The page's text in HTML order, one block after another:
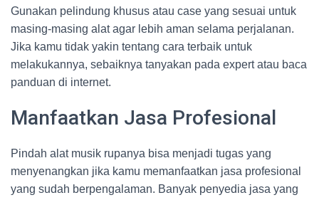
Gunakan pelindung khusus atau case yang sesuai untuk
masing-masing alat agar lebih aman selama perjalanan.
Jika kamu tidak yakin tentang cara terbaik untuk
melakukannya, sebaiknya tanyakan pada expert atau baca
panduan di internet.
Manfaatkan Jasa Profesional
Pindah alat musik rupanya bisa menjadi tugas yang
menyenangkan jika kamu memanfaatkan jasa profesional
yang sudah berpengalaman. Banyak penyedia jasa yang